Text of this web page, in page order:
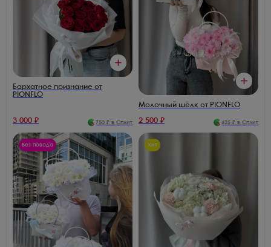
Бархатное признание от
PIONFLO
3 000 ₽ 750 ₽ в Сплит
Молочный шёлк от PIONFLO
2 500 ₽ 625 ₽ в Сплит
Без повода Хит